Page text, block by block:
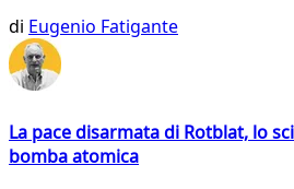
di Eugenio Fatigante
La pace disarmata di Rotblat, lo
bomba atomica